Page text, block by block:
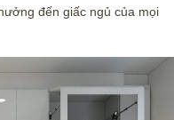
đến giấc ngủ của mọi